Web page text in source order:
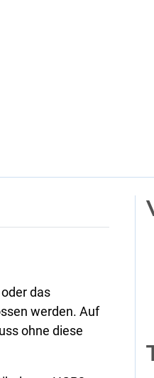
das
werden. Auf
ohne diese